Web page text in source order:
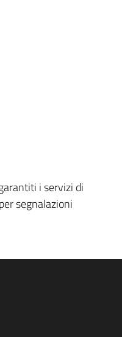
i servizi di
segnalazioni